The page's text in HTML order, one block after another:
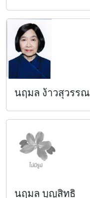
นฤมล ง้าวสุวรรณ
นฤมล บุญสิทธิ